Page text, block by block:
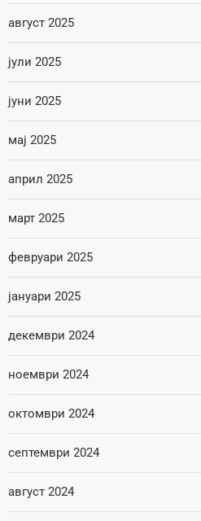
август 2025
јули 2025
јуни 2025
мај 2025
април 2025
март 2025
февруари 2025
јануари 2025
декември 2024
ноември 2024
октомври 2024
септември 2024
август 2024